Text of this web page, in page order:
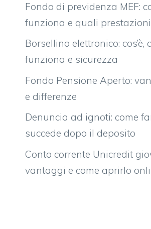
Fondo di previdenza MEF:
funziona e quali
Borsellino elettronico: cos’è,
funziona e sicurezza
Fondo Pensione Aperto:
e differenze
Denuncia ad ignoti: come
succede dopo il deposito
Conto corrente Unicredit
vantaggi e come aprirlo